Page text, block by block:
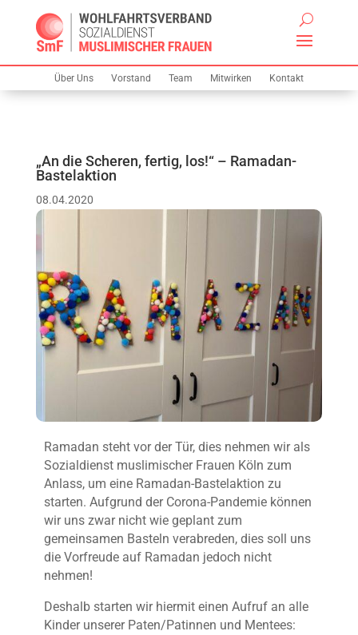
Über Uns Vorstand Team Mitwirken Kontakt
„An die Scheren, fertig, los!“ – Ramadan-
Bastelaktion
08.04.2020
Ramadan steht vor der Tür, dies nehmen wir als
Sozialdienst muslimischer Frauen Köln zum
Anlass, um eine Ramadan-Bastelaktion zu
starten. Aufgrund der Corona-Pandemie können
wir uns zwar nicht wie geplant zum
gemeinsamen Basteln verabreden, dies soll uns
die Vorfreude auf Ramadan jedoch nicht
nehmen!
Deshalb starten wir hiermit einen Aufruf an alle
Kinder unserer Paten/Patinnen und Mentees: